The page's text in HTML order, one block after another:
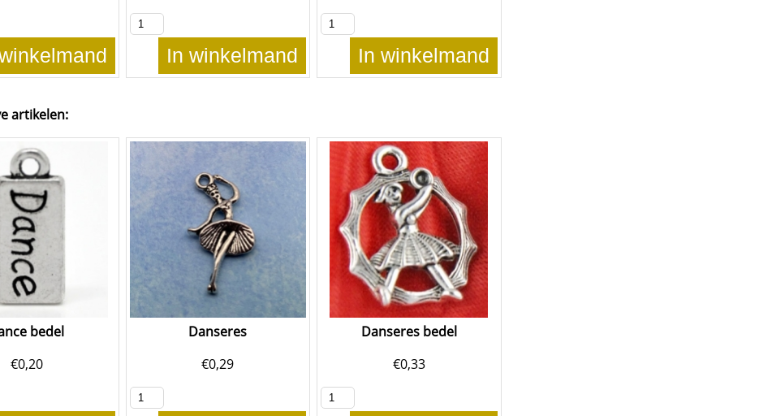
In winkelmand In winkelmand
artikelen:
bedel
€0,20
Danseres
€0,29
Danseres bedel
€0,33